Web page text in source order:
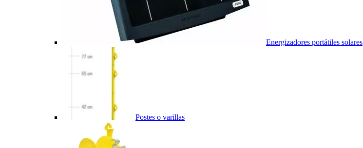
Energizadores portátiles solares
Postes o varillas